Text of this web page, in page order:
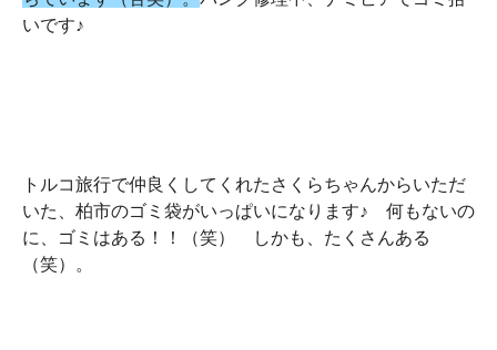
いです♪
トルコ旅行で仲良くしてくれたさくらちゃんからいただ
いた、柏市のゴミ袋がいっぱいになります♪ 何もないの
に、ゴミはある！！（笑） しかも、たくさんある
（笑）。